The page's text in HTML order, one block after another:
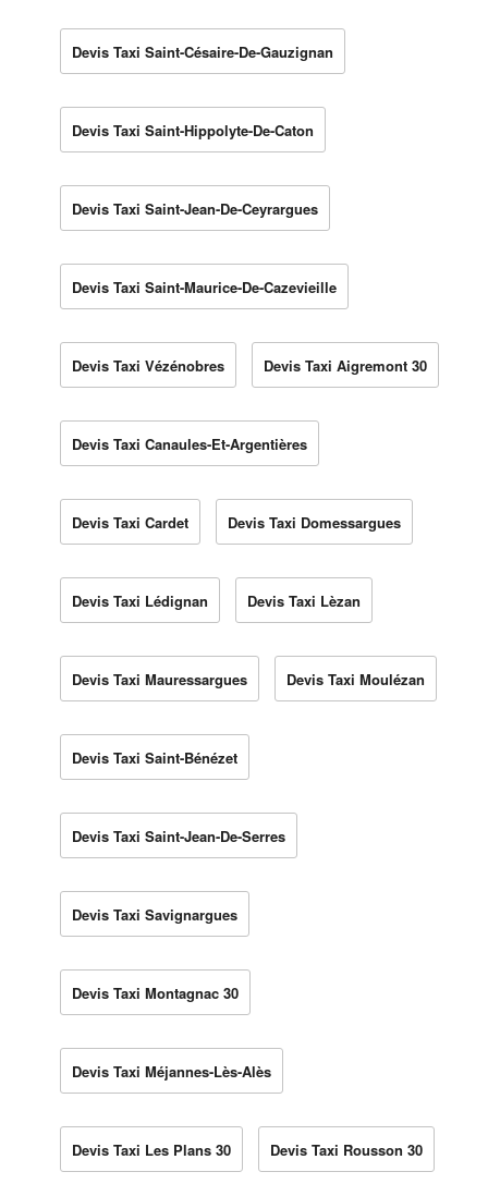
Devis Taxi Saint-Césaire-De-Gauzignan
Devis Taxi Saint-Hippolyte-De-Caton
Devis Taxi Saint-Jean-De-Ceyrargues
Devis Taxi Saint-Maurice-De-Cazevieille
Devis Taxi Vézénobres Devis Taxi Aigremont 30
Devis Taxi Canaules-Et-Argentières
Devis Taxi Cardet Devis Taxi Domessargues
Devis Taxi Lédignan Devis Taxi Lèzan
Devis Taxi Mauressargues Devis Taxi Moulézan
Devis Taxi Saint-Bénézet
Devis Taxi Saint-Jean-De-Serres
Devis Taxi Savignargues
Devis Taxi Montagnac 30
Devis Taxi Méjannes-Lès-Alès
Devis Taxi Les Plans 30 Devis Taxi Rousson 30